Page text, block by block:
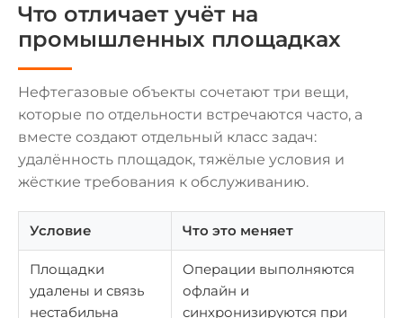
Что отличает учёт на
промышленных площадках
Нефтегазовые объекты сочетают три вещи,
которые по отдельности встречаются часто, а
вместе создают отдельный класс задач:
удалённость площадок, тяжёлые условия и
жёсткие требования к обслуживанию.
Условие Что это меняет
Площадки
удалены и связь
нестабильна
Операции выполняются
офлайн и
синхронизируются при